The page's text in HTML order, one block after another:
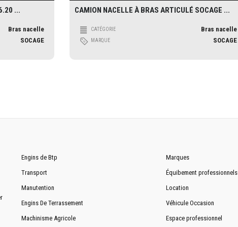
...
Bras nacelle
SOCAGE
CAMION NACELLE À BRAS ARTICULÉ SOCAGE ...
CATÉGORIE Bras nacelle
MARQUE SOCAGE
Engins de Btp
Transport
Manutention
Engins De Terrassement
Machinisme Agricole
Marques
Équibement professionnels
Location
Véhicule Occasion
Espace professionnel